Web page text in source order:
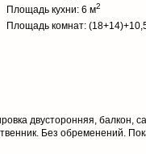
Площадь кухни: 6 м2
Площадь комнат:
двусторонняя,
Без обременений.